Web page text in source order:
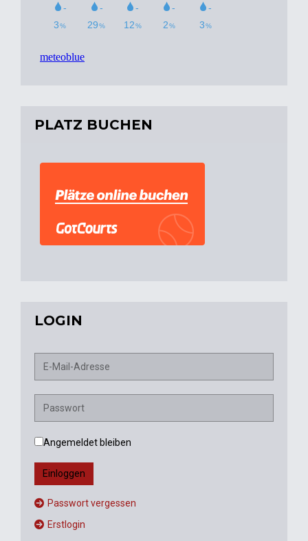
PLATZ BUCHEN
LOGIN
Angemeldet bleiben
Einloggen
Passwort vergessen
Erstlogin